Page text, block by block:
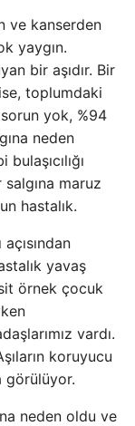
ve kanserden
yaygın.
bir aşıdır. Bir
toplumdaki
sorun yok, %94
neden
maruz
hastalık.
yavaş
örnek çocuk
vardı.
koruyucu
görülüyor.
neden oldu ve